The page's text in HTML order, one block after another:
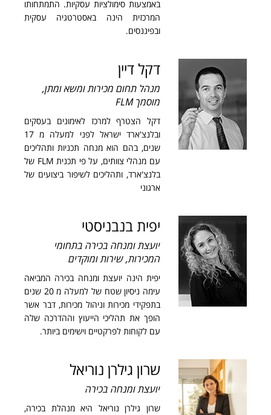
באמצעות סימולציות עסקיות. התמתחותו
המרכזית הינה באסטרטגיה עסקית
ובפיננסים.
דקל דיין
מנהל תחום מכירות ומשא ומתן,
מוסמך FLM
דקל הצטרף למרכז לאימונים בעסקים
ובלנצ'ארד ישראל לפני למעלה מ 17
שנים, בהם הוא מנחה תכניות ותהליכים
עם מנהלי צוותים, על פי תכנית FLM של
בלנצ'ארד, ותהליכים לשיפור ביצועים של
ארגוני
יפית בנבניסטי
יועצת ומנחה בכירה בתחומי
המכירות, שירות ומוקדים
יפית הינה יועצת ומנחה בכירה המביאה
עימה ניסיון שטח של למעלה מ 20 שנים
בתפקידי מכירות וניהול מכירות, דבר אשר
הופך את תהליכי הייעוץ וההדרכה שלה
עם לקוחות לפרקטיים וישימים ביותר.
שרון גילרן נוריאל
יועצת ומנחה בכירה
שרון גילרן נוריאל היא מנהלת בכירה,